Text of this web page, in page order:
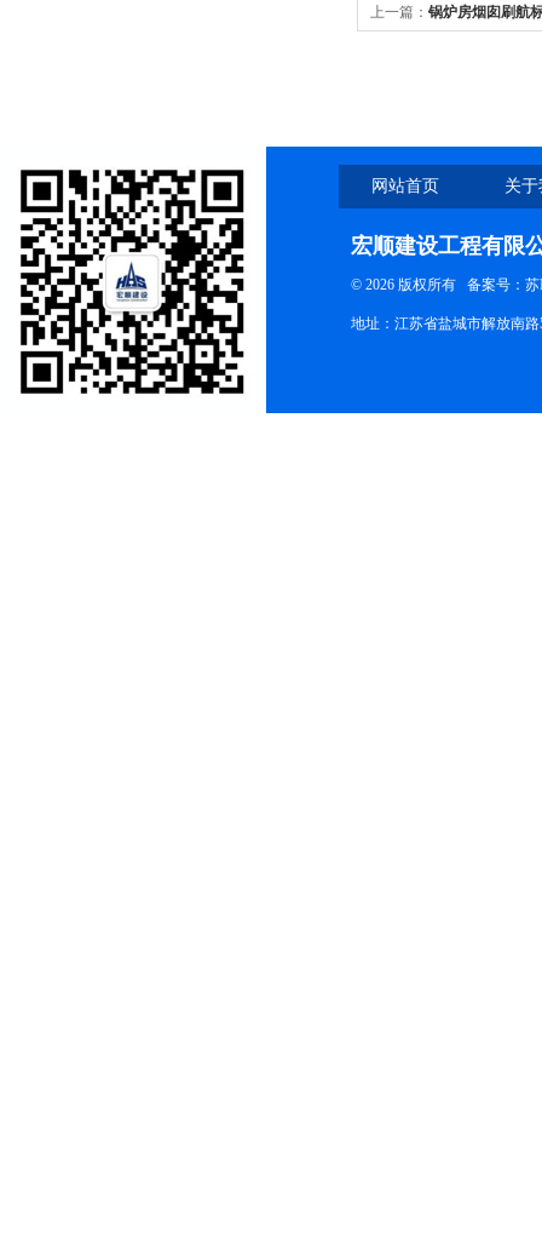
上一篇： 锅炉房烟囱刷航
网站首页 关
宏顺建设工程有限
© 2026 版权所有 备案号：苏
地址：江苏省盐城市解放南